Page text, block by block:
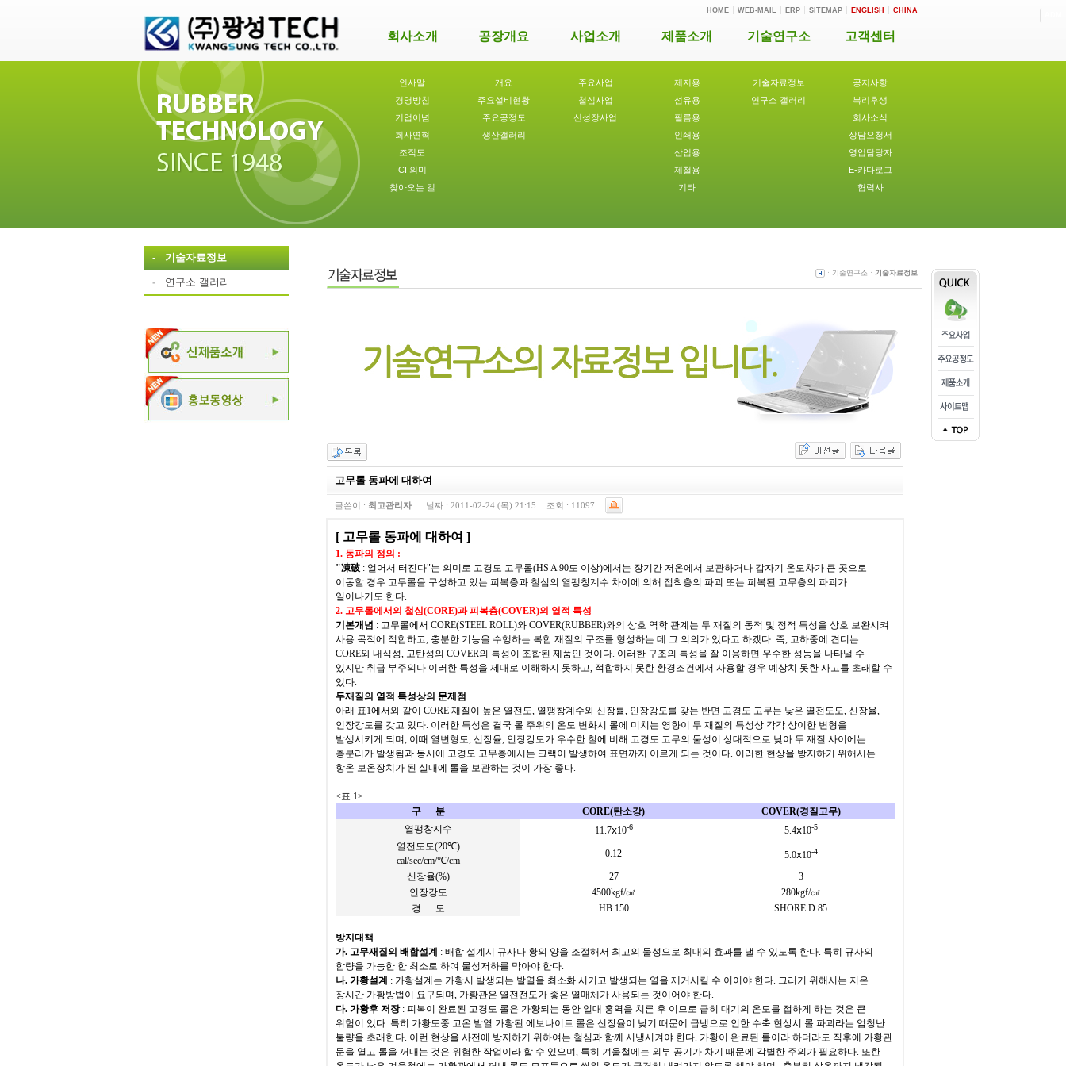
HOME WEB-MAIL ERP SITEMAP ENGLISH CHINA
회사소개 공장개요 사업소개 제품소개 기술연구소 고객센터
인사말
경영방침
기업이념
회사연혁
조직도
CI 의미
찾아오는 길
개요
주요설비현황
주요공정도
생산갤러리
주요사업
철심사업
신성장사업
제지용
섬유용
필름용
인쇄용
산업용
제철용
기타
기술자료정보
연구소 갤러리
공지사항
복리후생
회사소식
상담요청서
영업담당자
E-카다로그
협력사
- 기술자료정보
- 연구소 갤러리
ㆍ기술연구소ㆍ 기술자료정보
고무롤 동파에 대하여
글쓴이 : 최고관리자 날짜 : 2011-02-24 (목) 21:15 조회 : 11097
[ 고무롤 동파에 대하여 ]
1. 동파의 정의 :
"凍破 : 얼어서 터진다"는 의미로 고경도 고무롤(HS A 90도 이상)에서는 장기간 저온에서 보관하거나 갑자기 온도차가 큰 곳으로
이동할 경우 고무롤을 구성하고 있는 피복층과 철심의 열팽창계수 차이에 의해 접착층의 파괴 또는 피복된 고무층의 파괴가
일어나기도 한다.
2. 고무롤에서의 철심(CORE)과 피복층(COVER)의 열적 특성
기본개념 : 고무롤에서 CORE(STEEL ROLL)와 COVER(RUBBER)와의 상호 역학 관계는 두 재질의 동적 및 정적 특성을 상호 보완시켜
사용 목적에 적합하고, 충분한 기능을 수행하는 복합 재질의 구조를 형성하는 데 그 의의가 있다고 하겠다. 즉, 고하중에 견디는
CORE와 내식성, 고탄성의 COVER의 특성이 조합된 제품인 것이다. 이러한 구조의 특성을 잘 이용하면 우수한 성능을 나타낼 수
있지만 취급 부주의나 이러한 특성을 제대로 이해하지 못하고, 적합하지 못한 환경조건에서 사용할 경우 예상치 못한 사고를 초래할 수
있다.
두재질의 열적 특성상의 문제점
아래 표1에서와 같이 CORE 재질이 높은 열전도, 열팽창계수와 신장률, 인장강도를 갖는 반면 고경도 고무는 낮은 열전도도, 신장율,
인장강도를 갖고 있다. 이러한 특성은 결국 롤 주위의 온도 변화시 롤에 미치는 영향이 두 재질의 특성상 각각 상이한 변형을
발생시키게 되며, 이때 열변형도, 신장율, 인장강도가 우수한 철에 비해 고경도 고무의 물성이 상대적으로 낮아 두 재질 사이에는
층분리가 발생됨과 동시에 고경도 고무층에서는 크랙이 발생하여 표면까지 이르게 되는 것이다. 이러한 현상을 방지하기 위해서는
항온 보온장치가 된 실내에 롤을 보관하는 것이 가장 좋다.
<표 1>
구
분 CORE(탄소강) COVER(경질고무)
열팽창지수
11.7ⅹ10-6 5.4ⅹ10-5
열전도도(20℃)
cal/sec/cm/℃/cm
0.12 5.0ⅹ10-4
신장율(%) 27
3
인장강도
4500kgf/㎠ 280kgf/㎠
경
도 HB 150 SHORE D 85
방지대책
가. 고무재질의 배합설계 : 배합 설계시 규사나 황의 양을 조절해서 최고의 물성으로 최대의 효과를 낼 수 있도록 한다. 특히 규사의
함량을 가능한 한 최소로 하여 물성저하를 막아야 한다.
나. 가황설계 : 가황설계는 가황시 발생되는 발열을 최소화 시키고 발생되는 열을 제거시킬 수 이어야 한다. 그러기 위해서는 저온
장시간 가황방법이 요구되며, 가황관은 열전전도가 좋은 열매체가 사용되는 것이어야 한다.
다. 가황후 저장 : 피복이 완료된 고경도 롤은 가황되는 동안 일대 홍역을 치른 후 이므로 급히 대기의 온도를 접하게 하는 것은 큰
위험이 있다. 특히 가황도중 고온 발열 가황된 에보나이트 롤은 신장율이 낮기 때문에 급냉으로 인한 수축 현상시 롤 파괴라는 엄청난
불량을 초래한다. 이런 현상을 사전에 방지하기 위하여는 철심과 함께 서냉시켜야 한다. 가황이 완료된 롤이라 하더라도 직후에 가황관
문을 열고 롤을 꺼내는 것은 위험한 작업이라 할 수 있으며, 특히 겨울철에는 외부 공기가 차기 때문에 각별한 주의가 필요하다. 또한